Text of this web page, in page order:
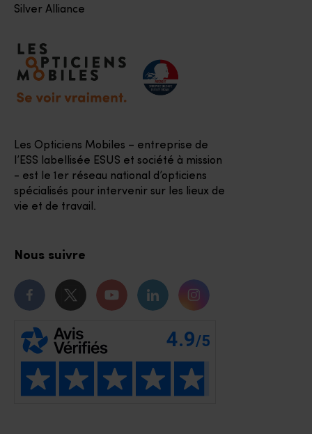
Accéder à notre page d'accueil
Les Opticiens Mobiles – entreprise de
l’ESS labellisée ESUS et société à mission
- est le 1er réseau national d’opticiens
spécialisés pour intervenir sur les lieux de
vie et de travail.
Silver Alliance
Nous suivre
Notre page Facebook
Notre page Twitter
Notre chaîne Youtube
Notre page Linkedin
Notre page